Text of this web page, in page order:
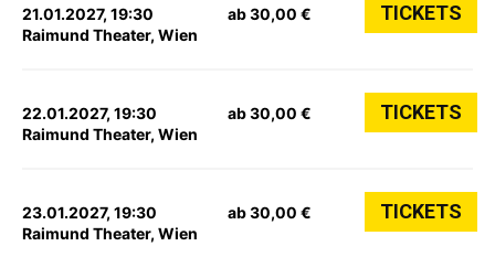
21.01.2027, 19:30
Raimund Theater, Wien
ab 30,00 € TICKETS
22.01.2027, 19:30
Raimund Theater, Wien
ab 30,00 € TICKETS
23.01.2027, 19:30
Raimund Theater, Wien
ab 30,00 € TICKETS